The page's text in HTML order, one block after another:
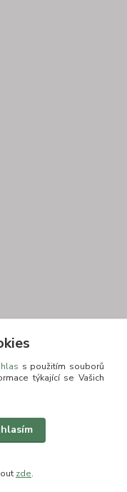
s použitím souborů
týkající se Vašich
zde.